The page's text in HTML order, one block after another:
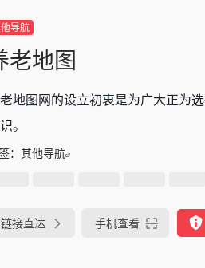
导航
老地图
地图网的设立初衷是为广大正为
。
： 其他导航
链接直达 手机查看